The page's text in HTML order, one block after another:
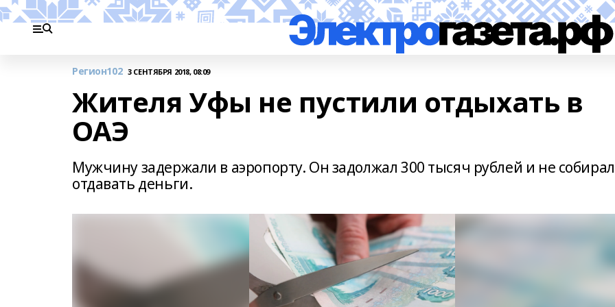
Регион102 3 СЕНТЯБРЯ 2018, 08:09
Жителя Уфы не пустили отдыхать в
ОАЭ
Мужчину задержали в аэропорту. Он задолжал 300 тысяч рублей и не
отдавать деньги.